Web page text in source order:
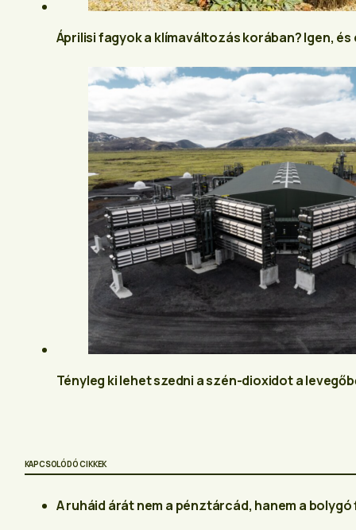
Áprilisi fagyok a klímaváltozás korában? Igen, és
Tényleg ki lehet szedni a szén-dioxidot a
KAPCSOLÓDÓ CIKKEK
A ruháid árát nem a pénztárcád, hanem a